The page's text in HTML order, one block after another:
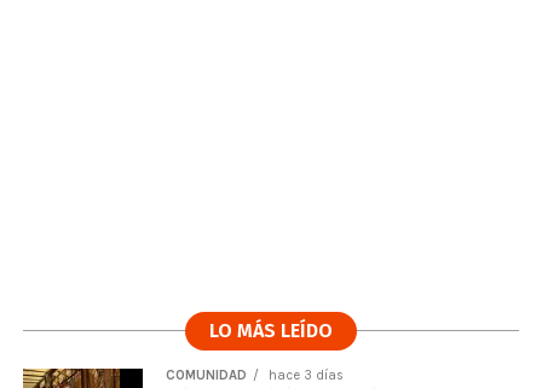
LO MÁS LEÍDO
COMUNIDAD hace 3 días